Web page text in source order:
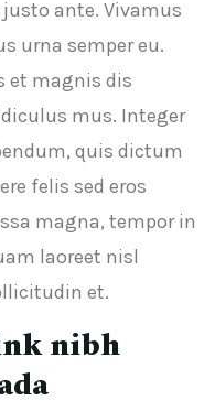
ante. Vivamus
urna semper eu.
et magnis dis
mus. Integer
quis dictum
felis sed eros
magna, tempor in
laoreet nisl
et.
nibh